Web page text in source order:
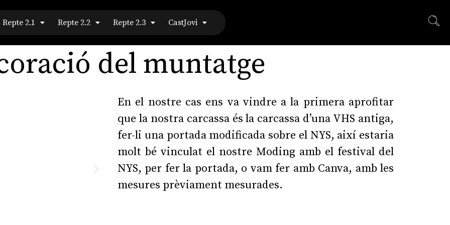
Repte 2.1 Repte 2.2 Repte 2.3 CastJovi
del muntatge
En el nostre cas ens va vindre a la primera aprofitar
que la nostra carcassa és la carcassa d’una VHS antiga,
fer-li una portada modificada sobre el NYS, així estaria
molt bé vinculat el nostre Moding amb el festival del
NYS, per fer la portada, o vam fer amb Canva, amb les
mesures prèviament mesurades.